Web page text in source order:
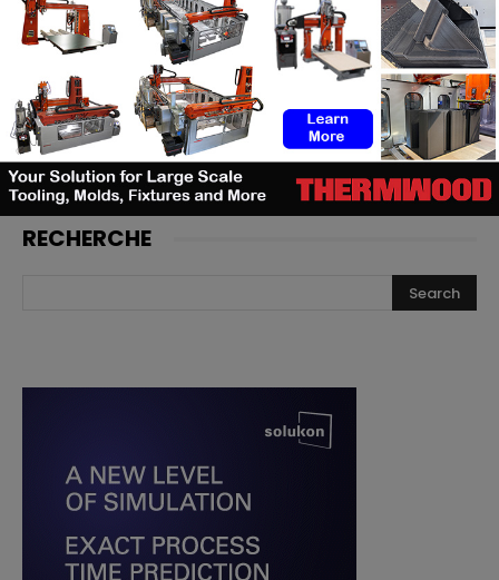
Le bon moment en FA : quand les
fabricants de machines doivent
lancer, et quand les utilisateurs
doivent investir
RECHERCHE